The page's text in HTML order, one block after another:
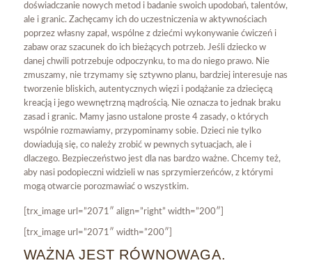
doświadczanie nowych metod i badanie swoich upodobań, talentów,
ale i granic. Zachęcamy ich do uczestniczenia w aktywnościach
poprzez własny zapał, wspólne z dziećmi wykonywanie ćwiczeń i
zabaw oraz szacunek do ich bieżących potrzeb. Jeśli dziecko w
danej chwili potrzebuje odpoczynku, to ma do niego prawo. Nie
zmuszamy, nie trzymamy się sztywno planu, bardziej interesuje nas
tworzenie bliskich, autentycznych więzi i podążanie za dziecięcą
kreacją i jego wewnętrzną mądrością. Nie oznacza to jednak braku
zasad i granic. Mamy jasno ustalone proste 4 zasady, o których
wspólnie rozmawiamy, przypominamy sobie. Dzieci nie tylko
dowiadują się, co należy zrobić w pewnych sytuacjach, ale i
dlaczego. Bezpieczeństwo jest dla nas bardzo ważne. Chcemy też,
aby nasi podopieczni widzieli w nas sprzymierzeńców, z którymi
mogą otwarcie porozmawiać o wszystkim.
[trx_image url=”2071″ align=”right” width=”200″]
[trx_image url=”2071″ width=”200″]
WAŻNA JEST RÓWNOWAGA.